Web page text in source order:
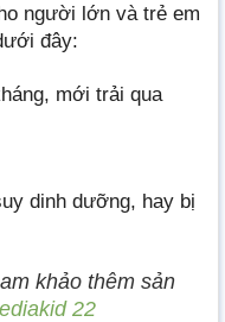
người lớn và trẻ em
đây:
mới trải qua
dinh dưỡng, hay bị
khảo thêm sản
22